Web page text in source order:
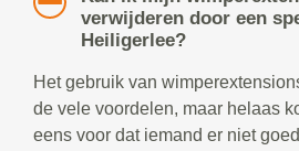
verwijderen door een
Heiligerlee?
Het gebruik van
de vele voordelen, maar helaas
eens voor dat iemand er niet